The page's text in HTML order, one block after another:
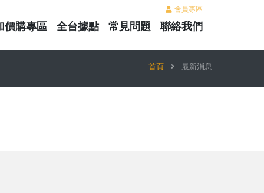
會員專區
價購專區 全台據點 常見問題 聯絡我們
首頁 最新消息